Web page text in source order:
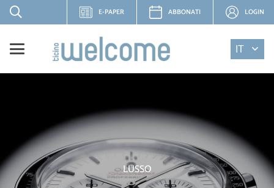
E-PAPER ABBONATI LOGIN
IT
LUSSO